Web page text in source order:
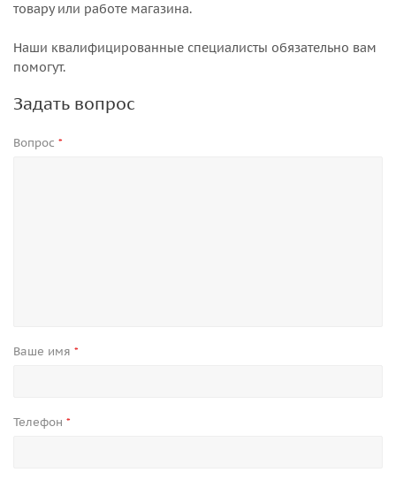
товару или работе магазина.
Наши квалифицированные специалисты обязательно вам
помогут.
Задать вопрос
Вопрос *
Ваше имя *
Телефон *